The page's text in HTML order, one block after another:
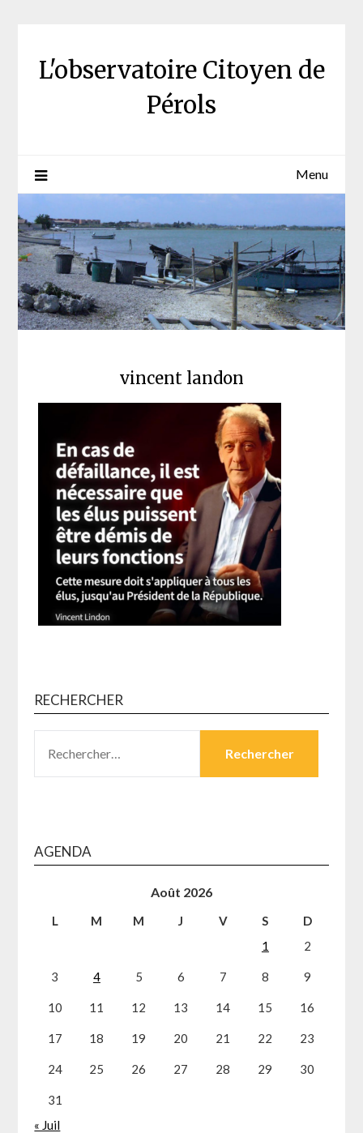
L'observatoire Citoyen de
Pérols
Menu
vincent landon
RECHERCHER
AGENDA
Août 2026
L M M J V S
D
1
2
3 4 5 6 7 8 9
10 11 12 13 14 15 16
17 18 19 20 21 22 23
24 25 26 27 28 29 30
31
« Juil